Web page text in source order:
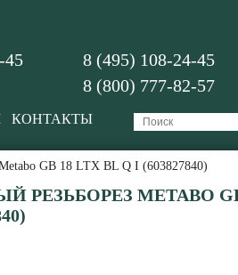
8 (495) 108-24-45
8 (800) 777-82-57
45
КОНТАКТЫ
GB 18 LTX BL Q I (603827840)
METABO